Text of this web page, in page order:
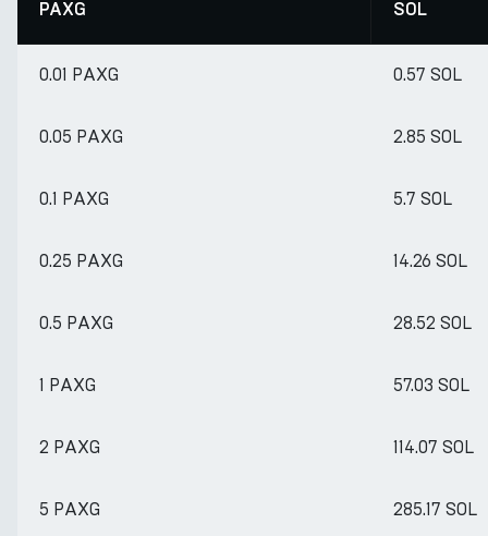
PAXG SOL
0.01 PAXG 0.57 SOL
0.05 PAXG 2.85 SOL
0.1 PAXG 5.7 SOL
0.25 PAXG 14.26 SOL
0.5 PAXG 28.52 SOL
1 PAXG 57.03 SOL
2 PAXG 114.07 SOL
5 PAXG 285.17 SOL